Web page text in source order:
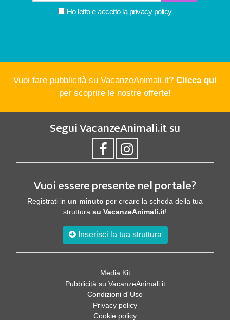
Ho letto e accetto laprivacy policy
Vuoi fare pubblicità su VacanzeAnimali.it? Clicca qui
per scoprire le nostre offerte!
SeguiVacanzeAnimali.itsu
Vuoi essere presente nel portale?
Registrati in un minuto per creare la scheda della tua
struttura su VacanzeAnimali.it!
Inserisci la tua struttura
Media Kit
Pubblicità su VacanzeAnimali.it
Condizioni d´Uso
Privacy policy
Cookie policy